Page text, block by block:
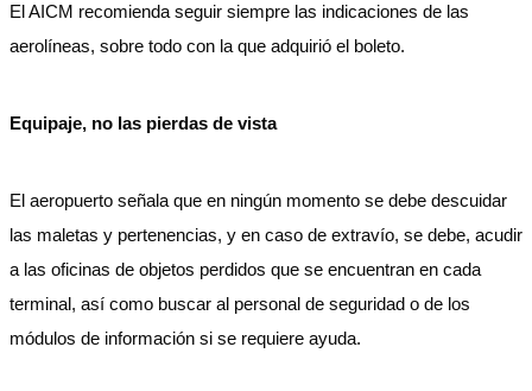
El AICM recomienda seguir siempre las indicaciones de las
aerolíneas, sobre todo con la que adquirió el boleto.
Equipaje, no las pierdas de vista
El aeropuerto señala que en ningún momento se debe descuidar
las maletas y pertenencias, y en caso de extravío, se debe, acudir
a las oficinas de objetos perdidos que se encuentran en cada
terminal, así como buscar al personal de seguridad o de los
módulos de información si se requiere ayuda.